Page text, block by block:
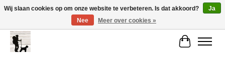
De Link..... Alles op maat voor je beste kameraard!
Wij slaan cookies op om onze website te verbeteren. Is dat akkoord?
Ja
Nee
Meer over cookies »